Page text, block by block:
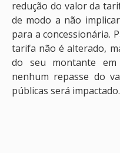
redução do valor da
de modo a não
para a concessionária.
tarifa não é alterado,
do seu montante em
nenhum repasse do
públicas será impactado.